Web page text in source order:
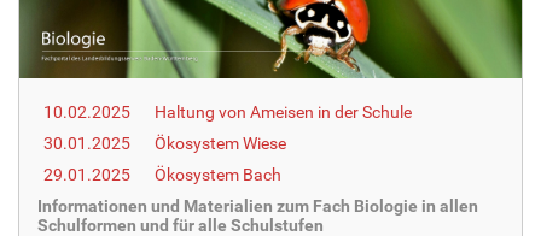
e
r
e
10.02.2025
Haltung von Ameisen in der Schule
30.01.2025
Ökosystem Wiese
29.01.2025
Ökosystem Bach
Informationen und Materialien zum Fach Biologie in allen
Schulformen und für alle Schulstufen